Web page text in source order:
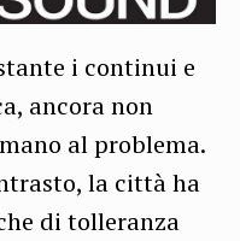
i continui e
ancora non
al problema.
la città ha
di tolleranza